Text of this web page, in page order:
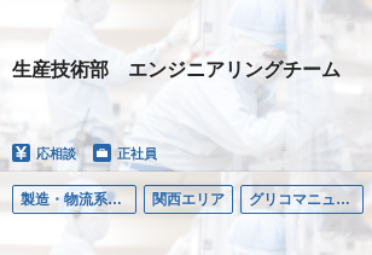
生産技術部 エンジニアリングチーム
応相談 正社員
製造・物流系職種 関西エリア グリコマニュファクチャリングジャパン株式会社